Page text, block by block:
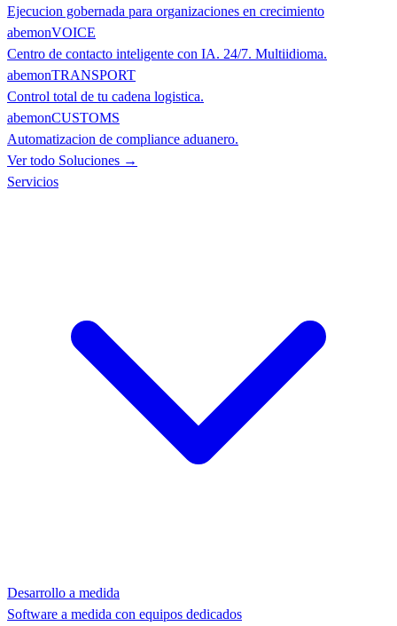
Ejecucion gobernada para organizaciones en crecimiento
abemonVOICE
Centro de contacto inteligente con IA. 24/7. Multiidioma.
abemonTRANSPORT
Control total de tu cadena logistica.
abemonCUSTOMS
Automatizacion de compliance aduanero.
Ver todo Soluciones →
Servicios
Desarrollo a medida
Software a medida con equipos dedicados